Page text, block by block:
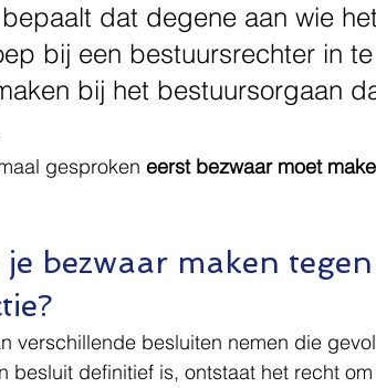
dat degene aan wie
bij een bestuursrechter in
bij het bestuursorgaan
gesproken eerst bezwaar moet
bezwaar maken
verschillende besluiten nemen die
besluit definitief is, ontstaat het recht